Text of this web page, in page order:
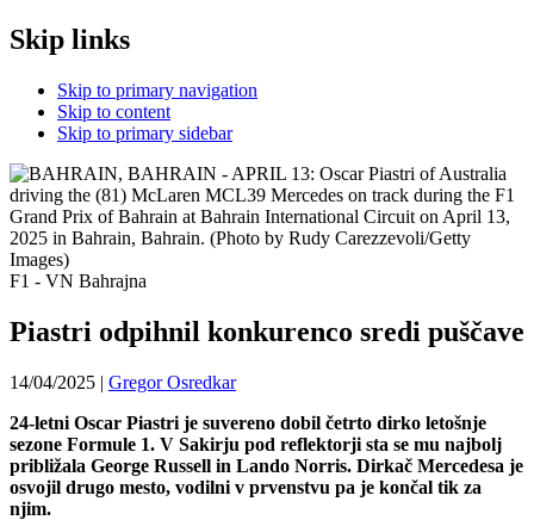
Skip links
Skip to primary navigation
Skip to content
Skip to primary sidebar
F1 - VN Bahrajna
Piastri odpihnil konkurenco sredi puščave
14/04/2025 | Gregor Osredkar
24-letni Oscar Piastri je suvereno dobil četrto dirko letošnje
sezone Formule 1. V Sakirju pod reflektorji sta se mu najbolj
približala George Russell in Lando Norris. Dirkač Mercedesa je
osvojil drugo mesto, vodilni v prvenstvu pa je končal tik za
njim.